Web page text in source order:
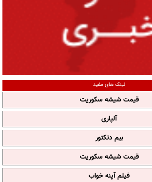
لینک های مفید
قیمت شیشه سکوریت
آلپاری
بیم دتکتور
قیمت شیشه سکوریت
فیلم آپنه خواب